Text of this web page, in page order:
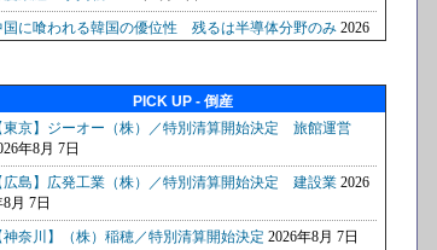
PICK UP - 倒産